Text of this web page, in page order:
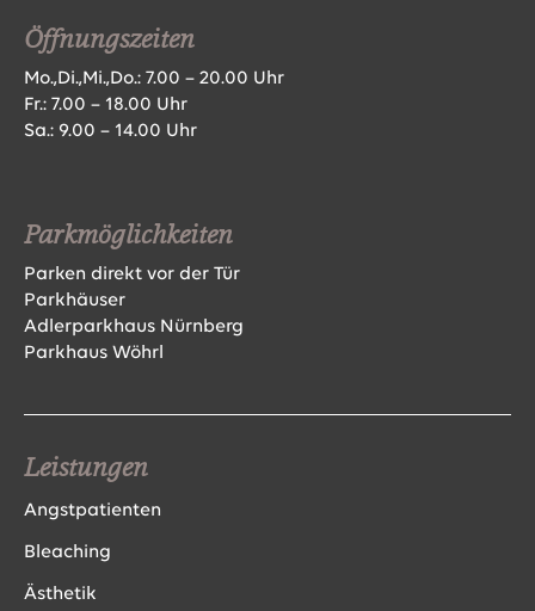
Öffnungszeiten
Mo.,Di.,Mi.,Do.: 7.00 – 20.00 Uhr
Fr.: 7.00 – 18.00 Uhr
Sa.: 9.00 – 14.00 Uhr
Parkmöglichkeiten
Parken direkt vor der Tür
Parkhäuser
Adlerparkhaus Nürnberg
Parkhaus Wöhrl
Leistungen
Angstpatienten
Bleaching
Ästhetik